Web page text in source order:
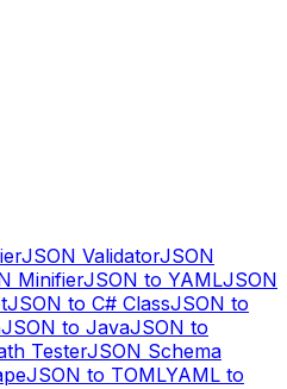
JSON ValidatorJSON
MinifierJSON to YAMLJSON
JSON to C# ClassJSON to
JSON to JavaJSON to
TesterJSON Schema
JSON to TOMLYAML to